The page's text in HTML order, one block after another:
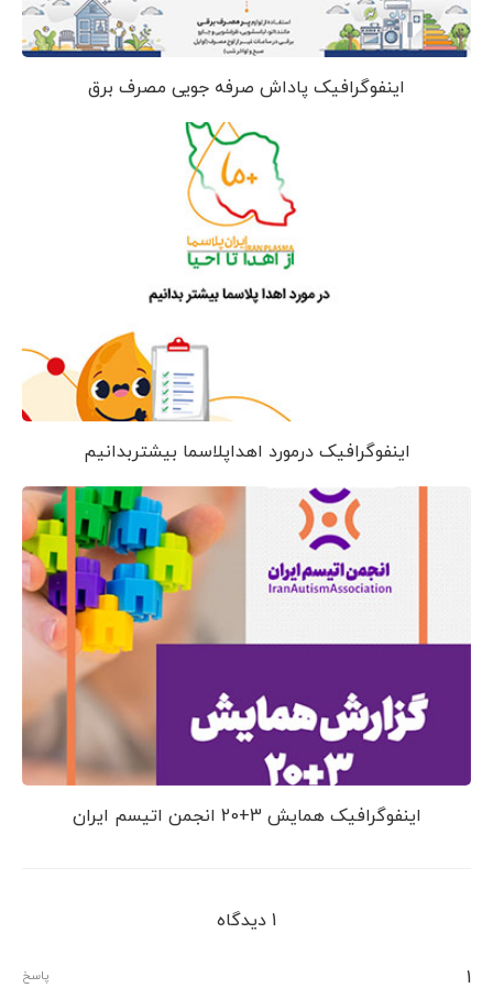
اینفوگرافیک پاداش صرفه جویی مصرف برق
اینفوگرافیک درمورد اهداپلاسما بیشتربدانیم
اینفوگرافیک همایش 3+20 انجمن اتیسم ایران
1 دیدگاه
1 پاسخ